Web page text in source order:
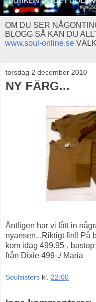
OM DU SER
BLOGG SÅ KAN DU
www.soul-online.se
torsdag 2 december 2010
NY FÄRG...
Äntligen har vi fått in
nyansen...Riktigt fin!! På
kom idag 499.95-,
från Dixie 499-./ Maria
Soulsisters kl. 22:00